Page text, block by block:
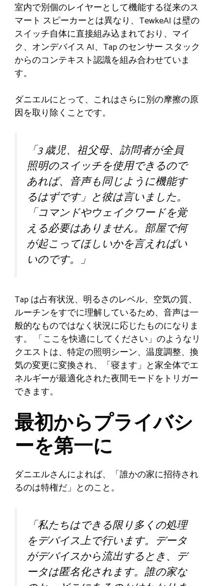
室内で別個のレイヤーとして機能する従来のス
マート スピーカーとは異なり、TewkeAI は壁の
スイッチ自体に直接組み込まれており、マイ
ク、オンデバイス AI、Tap のセンサー スタック
からのコンテキスト認識を組み合わせていま
す。
ダニエルにとって、これはさらに別の摩擦の原
因を取り除くことです。
「3 歳児、祖父母、訪問者が全員
照明のスイッチを使用できるので
あれば、音声も同じように機能す
るはずです」と彼は言いました。
「コマンドやウェイクワードを覚
える必要はありません。部屋で何
が起こってほしいかを言えればい
いのです。」
Tap は占有状況、明るさのレベル、空気の質、
ルーチンをすでに理解しているため、音声は一
般的なものではなく状況に応じたものになりま
す。 「ここを快適にしてください」のようなリ
クエストは、特定の照明シーン、温度調整、換
気の変更に変換され、「寝ます」と家全体でエ
ネルギーが最適化された夜間モードをトリガー
できます。
最初からプライバシ
ーを第一に
ダニエルさんによれば、「誰かの家に招待され
るのは特権だ」とのこと。
「私たちはできる限り多くの処理
をデバイス上で行います。データ
がデバイスから流出するとき、デ
ータは匿名化されます。誰の家な